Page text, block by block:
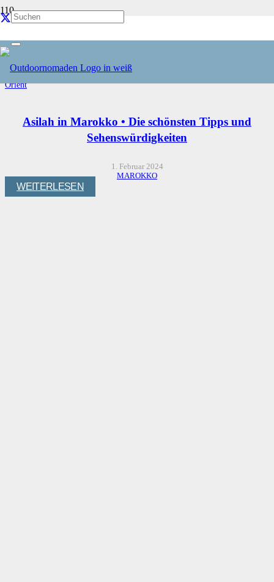
Start
Reiseziele
Orient
Asilah in Marokko • Die schönsten Tipps und
Sehenswürdigkeiten
1. Februar 2024
MAROKKO
WEITERLESEN